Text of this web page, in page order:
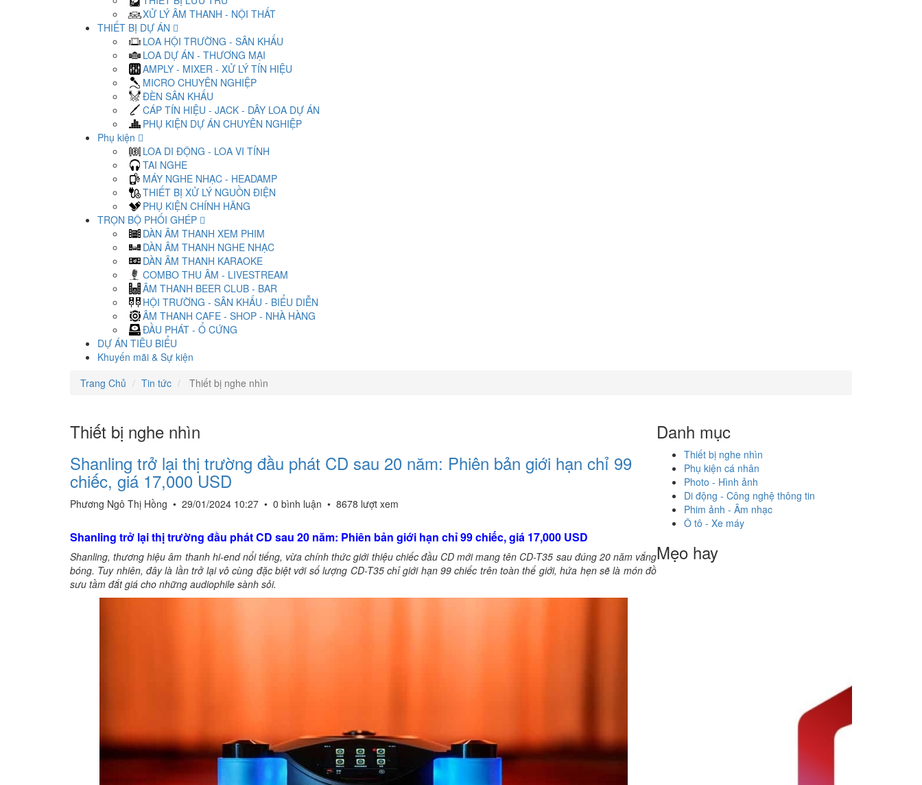
XỬ LÝ ÂM THANH - NỘI THẤT
THIẾT BỊ DỰ ÁN
LOA HỘI TRƯỜNG - SÂN KHẤU
LOA DỰ ÁN - THƯƠNG MẠI
AMPLY - MIXER - XỬ LÝ TÍN HIỆU
MICRO CHUYÊN NGHIỆP
ĐÈN SÂN KHẤU
CÁP TÍN HIỆU - JACK - DÂY LOA DỰ ÁN
PHỤ KIỆN DỰ ÁN CHUYÊN NGHIỆP
Phụ kiện
LOA DI ĐỘNG - LOA VI TÍNH
TAI NGHE
MÁY NGHE NHẠC - HEADAMP
THIẾT BỊ XỬ LÝ NGUỒN ĐIỆN
PHỤ KIỆN CHÍNH HÃNG
TRỌN BỘ PHỐI GHÉP
DÀN ÂM THANH XEM PHIM
DÀN ÂM THANH NGHE NHẠC
DÀN ÂM THANH KARAOKE
COMBO THU ÂM - LIVESTREAM
ÂM THANH BEER CLUB - BAR
HỘI TRƯỜNG - SÂN KHẤU - BIỂU DIỄN
ÂM THANH CAFE - SHOP - NHÀ HÀNG
ĐẦU PHÁT - Ổ CỨNG
DỰ ÁN TIÊU BIỂU
Khuyến mãi & Sự kiện
Trang Chủ
Tin tức Thiết bị nghe nhìn
Thiết bị nghe nhìn
Shanling trở lại thị trường đầu phát CD sau 20 năm: Phiên bản giới hạn chỉ 99
chiếc, giá 17,000 USD
Phương Ngô Thị Hồng • 29/01/2024 10:27 • 0 bình luận • 8678 lượt xem
Shanling trở lại thị trường đầu phát CD sau 20 năm: Phiên bản giới hạn chỉ 99 chiếc, giá 17,000 USD
Shanling, thương hiệu âm thanh hi-end nổi tiếng, vừa chính thức giới thiệu chiếc đầu CD mới mang tên CD-T35 sau đúng 20 năm vắng
bóng. Tuy nhiên, đây là lần trở lại vô cùng đặc biệt với số lượng CD-T35 chỉ giới hạn 99 chiếc trên toàn thế giới, hứa hẹn sẽ là món đồ
sưu tầm đắt giá cho những audiophile sành sỏi.
Danh mục
Thiết bị nghe nhìn
Phụ kiện cá nhân
Photo - Hình ảnh
Di động - Công nghệ thông tin
Phim ảnh - Âm nhạc
Ô tô - Xe máy
Mẹo hay